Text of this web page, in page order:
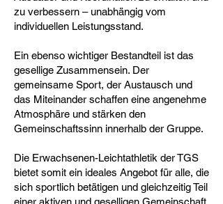
zu verbessern – unabhängig vom
individuellen Leistungsstand.
Ein ebenso wichtiger Bestandteil ist das
gesellige Zusammensein. Der
gemeinsame Sport, der Austausch und
das Miteinander schaffen eine angenehme
Atmosphäre und stärken den
Gemeinschaftssinn innerhalb der Gruppe.
Die Erwachsenen-Leichtathletik der TGS
bietet somit ein ideales Angebot für alle, die
sich sportlich betätigen und gleichzeitig Teil
einer aktiven und geselligen Gemeinschaft